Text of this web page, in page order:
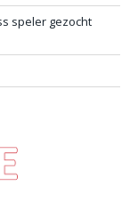
speler gezocht